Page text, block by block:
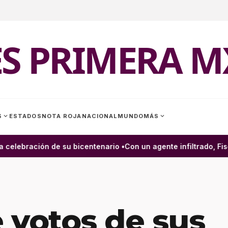
PRIMERA
expand_more ESTADOS NOTA ROJA NACIONAL MUNDOMÁS expand_more
de su bicentenario •Con un agente infiltrado,